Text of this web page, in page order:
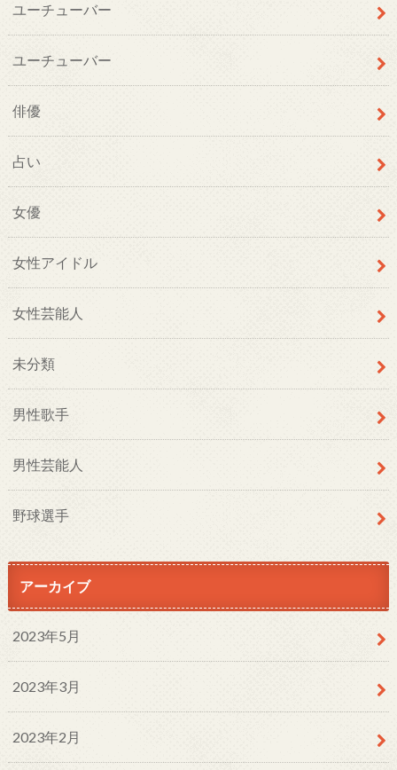
ユーチューバー
ユーチューバー
俳優
占い
女優
女性アイドル
女性芸能人
未分類
男性歌手
男性芸能人
野球選手
アーカイブ
2023年5月
2023年3月
2023年2月